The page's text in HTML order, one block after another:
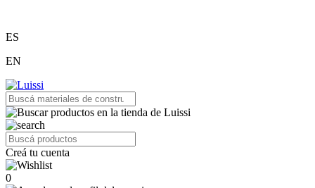
ES
EN
Creá tu cuenta
0